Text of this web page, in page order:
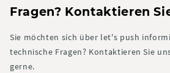
Fragen? Kontaktieren
Sie möchten sich über let's push
technische Fragen? Kontaktieren Sie
gerne.